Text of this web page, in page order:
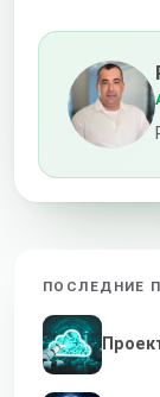
ПОСЛЕДНИЕ